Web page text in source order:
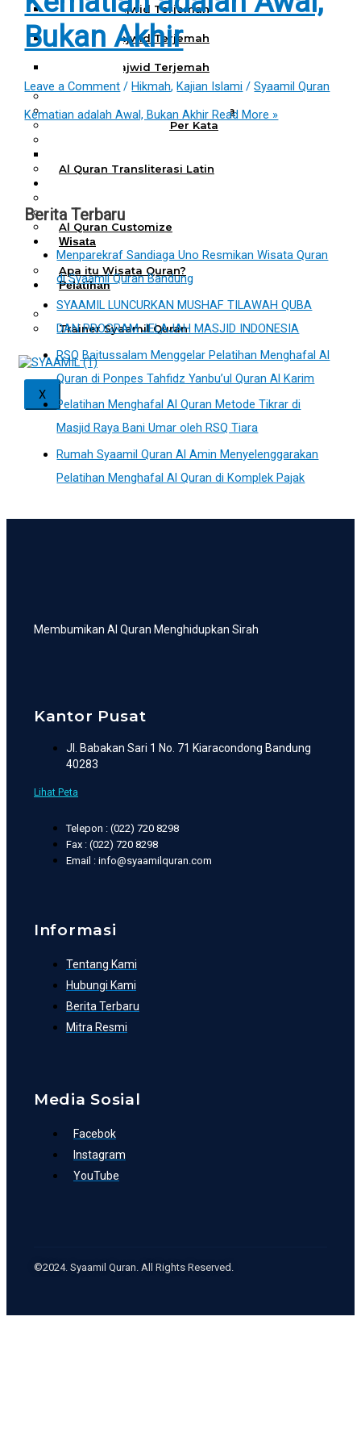
Al Quran Tajwid Terjemah
Bukhara A6
Al Quran Tajwid Terjemah
Bukhara A5
Al Quran Tajwid Terjemah
Bukhara B5
Al Quran Spesial Wanita
Al Quran Spesial Wanita Azalia
Al Quran Terjemah Per Kata
Al Quran Transliterasi Latin
Wholesale & Retail
Al Quran Customize
Wisata
Quran
Apa itu Wisata Quran?
Pelatihan
Kequranan
Apa itu Pelatihan Quran?
Trainer Syaamil Quran
X
Bukan Akhir
Leave a Comment /Hikmah,Kajian Islami /Syaamil Quran
Kematian adalah Awal, Bukan Akhir Read More »
Berita Terbaru
Menparekraf Sandiaga Uno Resmikan Wisata Quran
di Syaamil Quran Bandung
SYAAMIL LUNCURKAN MUSHAF TILAWAH QUBA
DAN PROGRAM JELAJAH MASJID INDONESIA
RSQ Baitussalam Menggelar Pelatihan Menghafal Al
Quran di Ponpes Tahfidz Yanbu’ul Quran Al Karim
Pelatihan Menghafal Al Quran Metode Tikrar di
Masjid Raya Bani Umar oleh RSQ Tiara
Rumah Syaamil Quran Al Amin Menyelenggarakan
Pelatihan Menghafal Al Quran di Komplek Pajak
Membumikan Al Quran Menghidupkan Sirah
Kantor Pusat
Jl. Babakan Sari 1 No. 71 Kiaracondong Bandung
40283
Lihat Peta
Telepon : (022) 720 8298
Fax : (022) 720 8298
Email : info@syaamilquran.com
Informasi
Tentang Kami
Hubungi Kami
Berita Terbaru
Mitra Resmi
Media Sosial
Facebok
Instagram
YouTube
©2024. Syaamil Quran. All Rights Reserved.